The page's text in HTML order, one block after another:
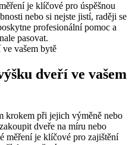
je klíčové pro úspěšnou
nebo si nejste jistí, raději se
profesionální pomoc a
pasovat.
dveří ve vašem
krokem při jejich výměně nebo
dveře na míru nebo
měření je klíčové pro zajištění